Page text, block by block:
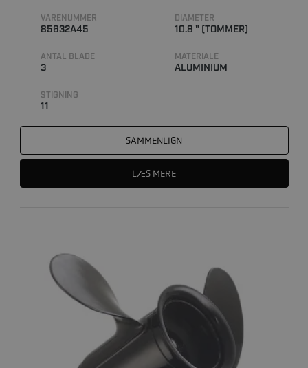
VARENUMMER
85632A45
DIAMETER
10.8 " (TOMMER)
ANTAL BLADE
3
MATERIALE
ALUMINIUM
STIGNING
11
SAMMENLIGN
LÆS MERE